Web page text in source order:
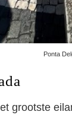
Ponta
grootste